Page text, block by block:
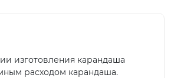
изготовления карандаша
расходом карандаша.